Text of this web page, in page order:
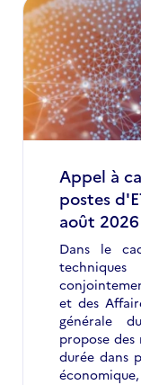
Appel à
postes
août 2026
Dans le
et des
générale
propose des
durée dans